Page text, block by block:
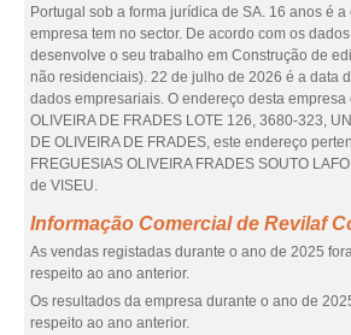
Portugal sob a forma jurídica de SA. 16 anos é
empresa tem no sector. De acordo com os
desenvolve o seu trabalho em Construção de
não residenciais). 22 de julho de 2026 é a data
dados empresariais. O endereço desta empresa
OLIVEIRA DE FRADES LOTE 126, 3680-323,
DE OLIVEIRA DE FRADES, este endereço
FREGUESIAS OLIVEIRA FRADES SOUTO
de VISEU.
Informação Comercial de Revilaf
As vendas registadas durante o ano de 2025
respeito ao ano anterior.
Os resultados da empresa durante o ano de
respeito ao ano anterior.